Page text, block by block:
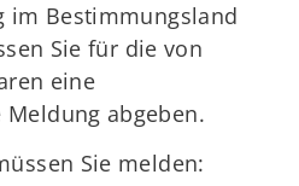
im Bestimmungsland
Sie für die von
eine
abgeben.
Sie melden: